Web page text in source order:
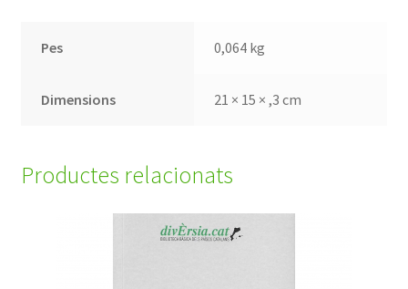
Pes 0,064 kg
Dimensions 21 × 15 × ,3 cm
Productes relacionats